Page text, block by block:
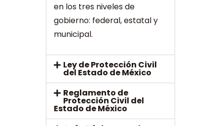
en los tres niveles de
gobierno: federal, estatal y
municipal.
Ley de Protección Civil
del Estado de México
Reglamento de
Protección Civil del
Estado de México